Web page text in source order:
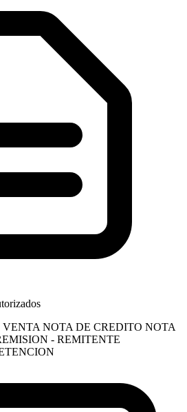
VENTA NOTA DE CREDITO NOTA
- REMITENTE